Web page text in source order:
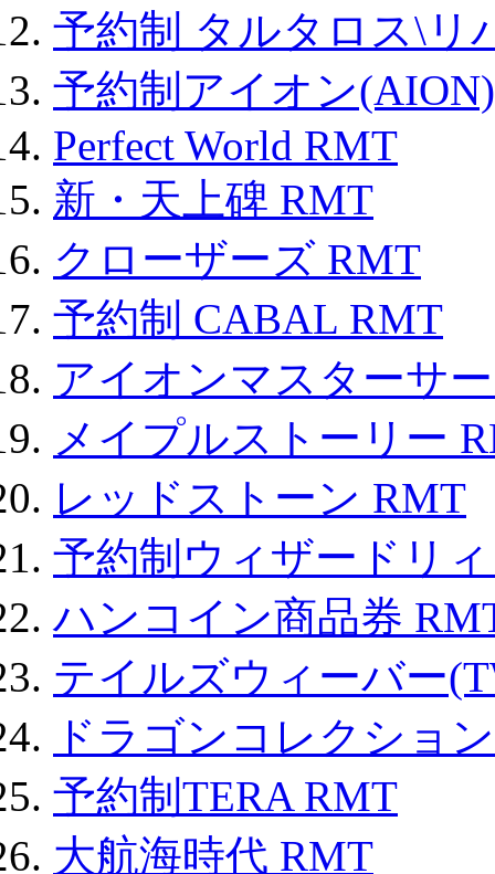
予約制 タルタロス\リ
予約制アイオン
Perfect World RMT
新・天上碑 RMT
クローザーズ RMT
予約制 CABAL RMT
アイオンマスターサ
メイプルストーリー
レッドストーン RMT
予約制ウィザードリ
ハンコイン商品券
テイルズウィーバー
ドラゴンコレクショ
予約制TERA RMT
大航海時代 RMT